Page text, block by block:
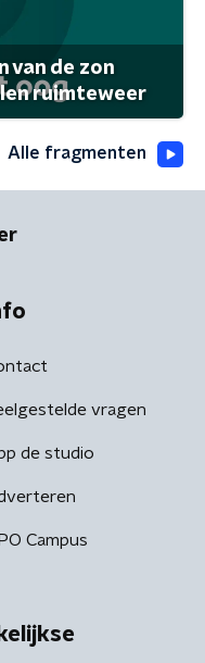
van de zon
ruimteweer
Alle fragmenten
vragen
de studio
Campus